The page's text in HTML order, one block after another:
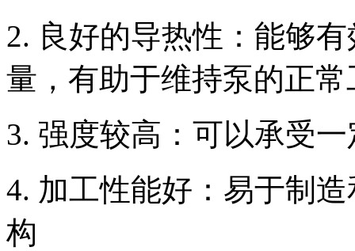
2. 良好的导热性：能够
量，有助于维持泵的正
3. 强度较高：可以承受
4. 加工性能好：易于制
构